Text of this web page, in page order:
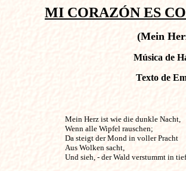
MI CORAZÓN ES
(Mein
Música de
Texto de
Mein Herz ist wie die
Wenn alle Wipfel rauschen;
Da steigt der Mond in voller Pracht
Aus Wolken sacht,
Und sieh, - der Wald verstummt in